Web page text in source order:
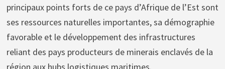
principaux points forts de ce pays d’Afrique de l’Est sont
ses ressources naturelles importantes, sa démographie
favorable et le développement des infrastructures
reliant des pays producteurs de minerais enclavés de la